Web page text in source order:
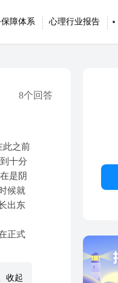
障体系 心理行业报告
8个回答
此之前
十分
是阴
候就
出东
正式
收起